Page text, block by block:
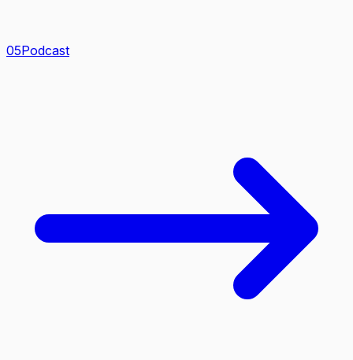
05Podcast